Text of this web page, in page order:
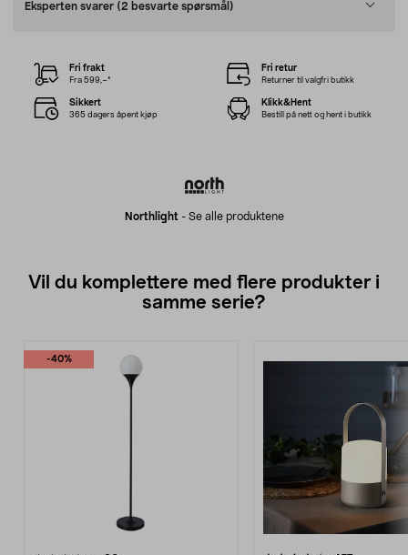
Eksperten svarer (2 besvarte spørsmål)
Northlight - Se alle produktene
Fri frakt
Fra 599,–*
Fri retur
Returner til valgfri butikk
Sikkert
365 dagers åpent kjøp
Klikk&Hent
Bestill på nett og hent i butikk
Vil du komplettere med flere produkter i
samme serie?
-40%